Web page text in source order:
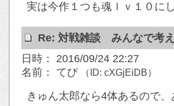
実は今作１つも魂ｌｖ１０に
Re: 対戦雑談 みんなで考
日時： 2016/09/24 22:27
名前： てぴ
（ID: cXGjEiDB）
きゅん太郎なら4体あるので、